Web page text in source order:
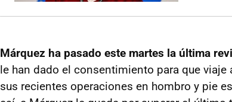
Márquez ha pasado este martes la última
le han dado el consentimiento para que
sus recientes operaciones en hombro y pie